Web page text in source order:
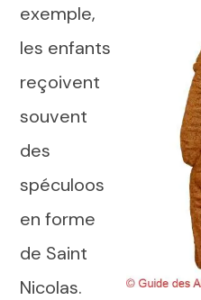
exemple,
les enfants
reçoivent
souvent
des
spéculoos
en forme
de Saint
Nicolas.